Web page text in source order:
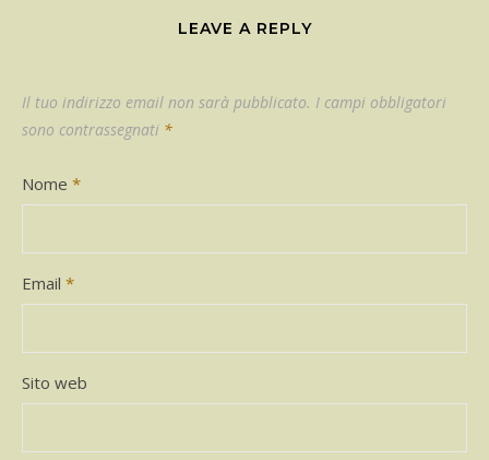
LEAVE A REPLY
Il tuo indirizzo email non sarà pubblicato. I campi obbligatori
sono contrassegnati *
Nome *
Email *
Sito web